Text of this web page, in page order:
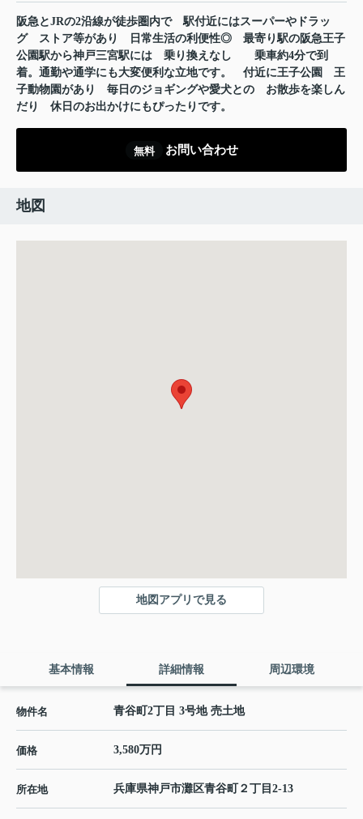
阪急とJRの2沿線が徒歩圏内で
駅付近にはスーパーやドラッ
グ
ストア等があり 日常生活の利便性◎
最寄り駅の阪急王子
公園駅から神戸三宮駅には
乗り換えなし
乗車約4分で到
着。通勤や通学にも大変便利な立地です。
付近に王子公園
王
子動物園があり
毎日のジョギングや愛犬との
お散歩を楽しん
だり
休日のお出かけにもぴったりです。
無料 お問い合わせ
地図
地図アプリで見る
基本情報 詳細情報 周辺環境
物件名 青谷町2丁目 3号地 売土地
価格 3,580万円
所在地 兵庫県神戸市灘区青谷町 ２丁目2-13